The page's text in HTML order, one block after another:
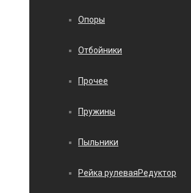
Опоры
Отбойники
Прочее
Пружины
Пыльники
Рейка рулеваяРедуктор